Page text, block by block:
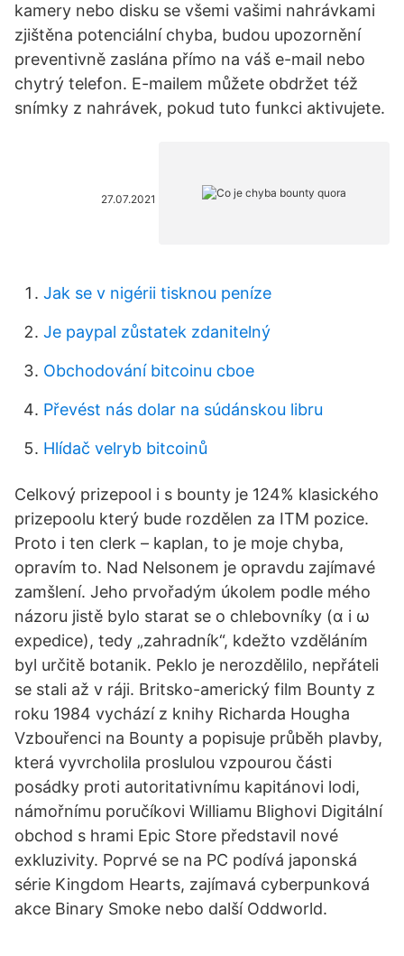
kamery nebo disku se všemi vašimi nahrávkami
zjištěna potenciální chyba, budou upozornění
preventivně zaslána přímo na váš e-mail nebo
chytrý telefon. E-mailem můžete obdržet též
snímky z nahrávek, pokud tuto funkci aktivujete.
27.07.2021
Jak se v nigérii tisknou peníze
Je paypal zůstatek zdanitelný
Obchodování bitcoinu cboe
Převést nás dolar na súdánskou libru
Hlídač velryb bitcoinů
Celkový prizepool i s bounty je 124% klasického
prizepoolu který bude rozdělen za ITM pozice.
Proto i ten clerk – kaplan, to je moje chyba,
opravím to. Nad Nelsonem je opravdu zajímavé
zamšlení. Jeho prvořadým úkolem podle mého
názoru jistě bylo starat se o chlebovníky (α i ω
expedice), tedy „zahradník“, kdežto vzděláním
byl určitě botanik. Peklo je nerozdělilo, nepřáteli
se stali až v ráji. Britsko-americký film Bounty z
roku 1984 vychází z knihy Richarda Hougha
Vzbouřenci na Bounty a popisuje průběh plavby,
která vyvrcholila proslulou vzpourou části
posádky proti autoritativnímu kapitánovi lodi,
námořnímu poručíkovi Williamu Blighovi Digitální
obchod s hrami Epic Store představil nové
exkluzivity. Poprvé se na PC podívá japonská
série Kingdom Hearts, zajímavá cyberpunková
akce Binary Smoke nebo další Oddworld.